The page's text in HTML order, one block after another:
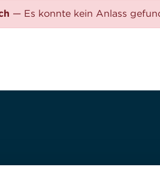
— Es konnte kein Anlass